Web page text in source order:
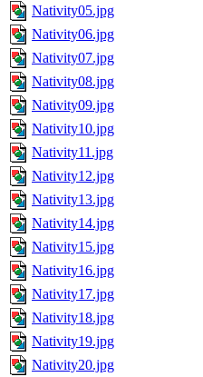
Nativity05.jpg
Nativity06.jpg
Nativity07.jpg
Nativity08.jpg
Nativity09.jpg
Nativity10.jpg
Nativity11.jpg
Nativity12.jpg
Nativity13.jpg
Nativity14.jpg
Nativity15.jpg
Nativity16.jpg
Nativity17.jpg
Nativity18.jpg
Nativity19.jpg
Nativity20.jpg